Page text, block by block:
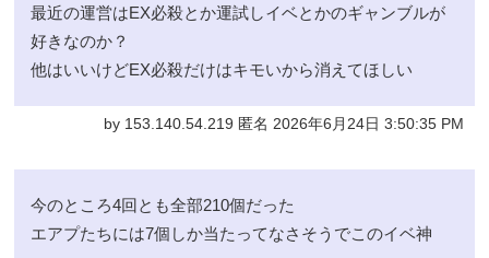
最近の運営はEX必殺とか運試しイベとかのギャンブルが
好きなのか？
他はいいけどEX必殺だけはキモいから消えてほしい
by 153.140.54.219 匿名 2026年6月24日 3:50:35 PM
今のところ4回とも全部210個だった
エアプたちには7個しか当たってなさそうでこのイベ神